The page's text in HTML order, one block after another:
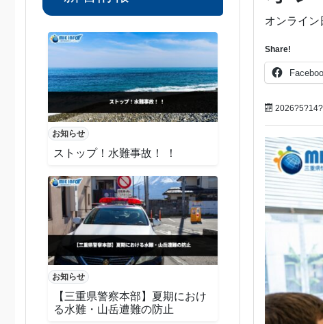
お知らせ
ストップ！水難事故！ ！
お知らせ
【三重県警察本部】夏期におけ
る水難・山岳遭難の防止
オンライン
Share!
2026?5?14?